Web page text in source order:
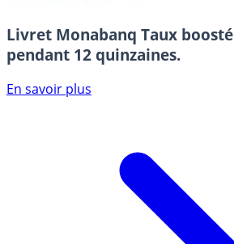
Livret Monabanq Taux
pendant 12 quinzaines.
En savoir plus